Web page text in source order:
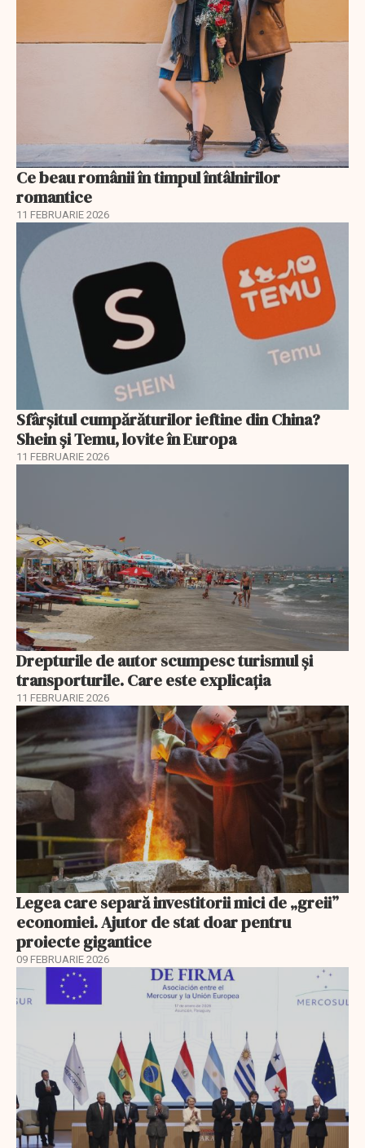
Ce beau românii în timpul întâlnirilor
romantice
11 FEBRUARIE 2026
Sfârșitul cumpărăturilor ieftine din China?
Shein și Temu, lovite în Europa
11 FEBRUARIE 2026
Drepturile de autor scumpesc turismul și
transporturile. Care este explicația
11 FEBRUARIE 2026
Legea care separă investitorii mici de „greii”
economiei. Ajutor de stat doar pentru
proiecte gigantice
09 FEBRUARIE 2026